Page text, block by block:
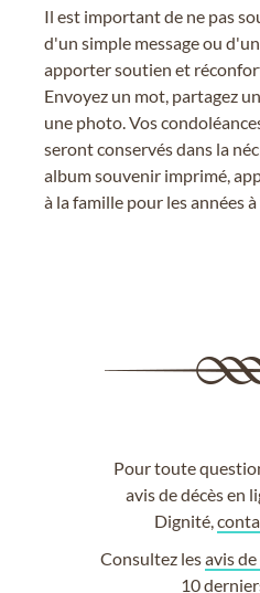
Il est important de ne pas
d'un simple message ou
apporter soutien et
Envoyez un mot, partagez
une photo. Vos
seront conservés dans la
album souvenir imprimé,
à la famille pour les années à
Pour toute
avis de décès en
Dignité,
Consultez lesavis
10